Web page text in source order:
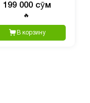
199 000 сӯм
🔥
В корзину